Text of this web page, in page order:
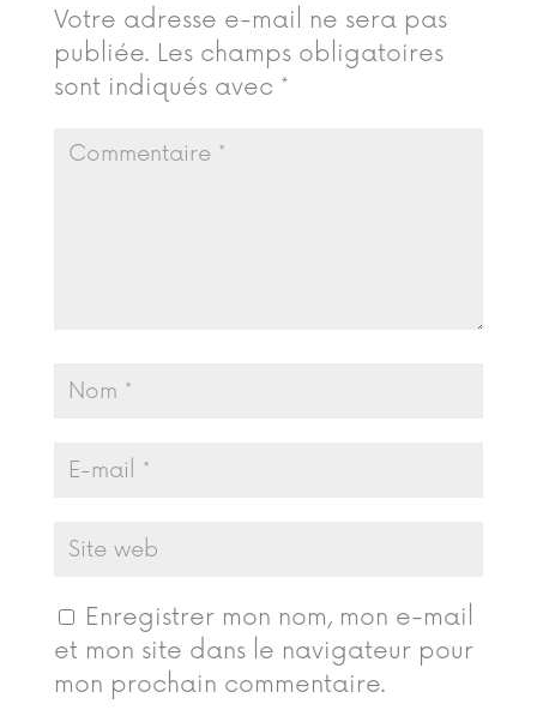
Votre adresse e-mail ne sera pas
publiée. Les champs obligatoires
sont indiqués avec *
Enregistrer mon nom, mon e-mail
et mon site dans le navigateur pour
mon prochain commentaire.